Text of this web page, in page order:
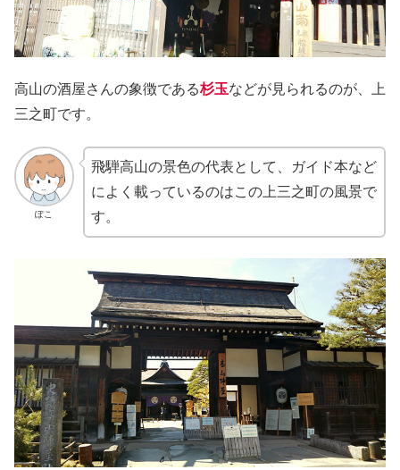
高山の酒屋さんの象徴である杉玉などが見られるのが、上
三之町です。
ぽこ
飛騨高山の景色の代表として、ガイド本など
によく載っているのはこの上三之町の風景で
す。